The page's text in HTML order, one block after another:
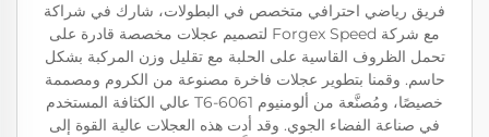
فريق رياضي احترافي متخصص في البطولات، شارك في شراكة
مع شركة Forgex Speed لتصميم عجلات مخصصة قادرة على
تحمل الظروف القاسية على الحلبة مع تقليل وزن المركبة بشكل
حاسم. وقمنا بتطوير عجلات فاخرة مصنوعة من الكروم ومصممة
خصيصًا، ومُصنَّعة من ألومنيوم 6061-T6 عالي الكثافة المستخدم
في صناعة الفضاء الجوي. وقد أدت هذه العجلات عالية القوة إلى